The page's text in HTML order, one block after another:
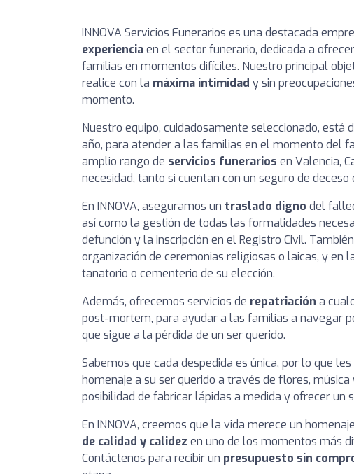
INNOVA Servicios Funerarios es una destacada
experienciaen el sector funerario, dedicada a
familias en momentos difíciles. Nuestro principal
realice con la máxima intimidad y sin
momento.
Nuestro equipo, cuidadosamente seleccionado, está
año, para atender a las familias en el momento del
amplio rango de servicios funerarios en Valencia,
necesidad, tanto si cuentan con un seguro de deceso
En INNOVA, aseguramos un traslado digno del
así como la gestión de todas las formalidades
defunción y la inscripción en el Registro Civil.
organización de ceremonias religiosas o laicas, y en
tanatorio o cementerio de su elección.
Además, ofrecemos servicios de repatriación a
post-mortem, para ayudar a las familias a navegar
que sigue a la pérdida de un ser querido.
Sabemos que cada despedida es única, por lo que
homenaje a su ser querido a través de flores,
posibilidad de fabricar lápidas a medida y ofrecer un
En INNOVA, creemos que la vida merece un
de calidad y calidez en uno de los momentos más
Contáctenos para recibir un presupuesto sin